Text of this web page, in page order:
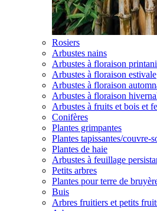
Rosiers
Arbustes nains
Arbustes à floraison
Arbustes à floraison estivale
Arbustes à floraison
Arbustes à floraison
Arbustes à fruits et bois et
Conifères
Plantes grimpantes
Plantes tapissantes/couvre-
Plantes de haie
Arbustes à feuillage
Petits arbres
Plantes pour terre de
Buis
Arbres fruitiers et petits